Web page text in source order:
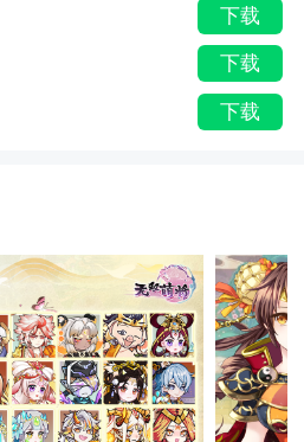
下载
下载
下载